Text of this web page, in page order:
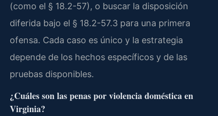
(como el § 18.2-57), o buscar la disposición
diferida bajo el § 18.2-57.3 para una primera
ofensa. Cada caso es único y la estrategia
depende de los hechos específicos y de las
pruebas disponibles.
¿Cuáles son las penas por violencia doméstica en
Virginia?